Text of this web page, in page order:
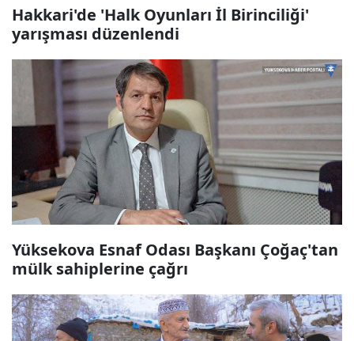
Hakkari'de 'Halk Oyunları İl Birinciliği'
yarışması düzenlendi
Yüksekova Esnaf Odası Başkanı Çoğaç'tan
mülk sahiplerine çağrı